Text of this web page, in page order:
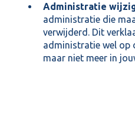
Administratie
administratie die
verwijderd. Dit
administratie wel op
maar niet meer in